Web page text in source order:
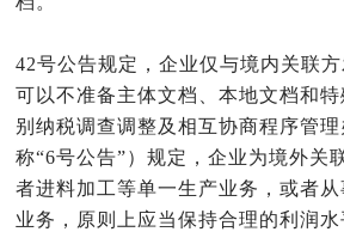
42号公告规定，企业仅与境内关联方
可以不准备主体文档、本地文档和
别纳税调查调整及相互协商程序管
称“6号公告”）规定，企业为境外关
者进料加工等单一生产业务，或者
业务，原则上应当保持合理的利润